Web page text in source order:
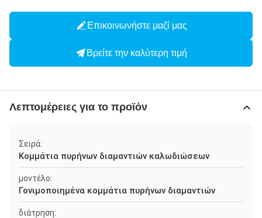
Επικοινωνήστε μαζί μας
Βρείτε την καλύτερη τιμή
Λεπτομέρειες για το προϊόν
Σειρά:
Κομμάτια πυρήνων διαμαντιών καλωδιώσεων
μοντέλο:
Γονιμοποιημένα κομμάτια πυρήνων διαμαντιών
διάτρηση: